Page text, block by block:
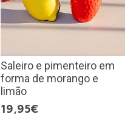
Saleiro e pimenteiro em
forma de morango e
limão
19,95€